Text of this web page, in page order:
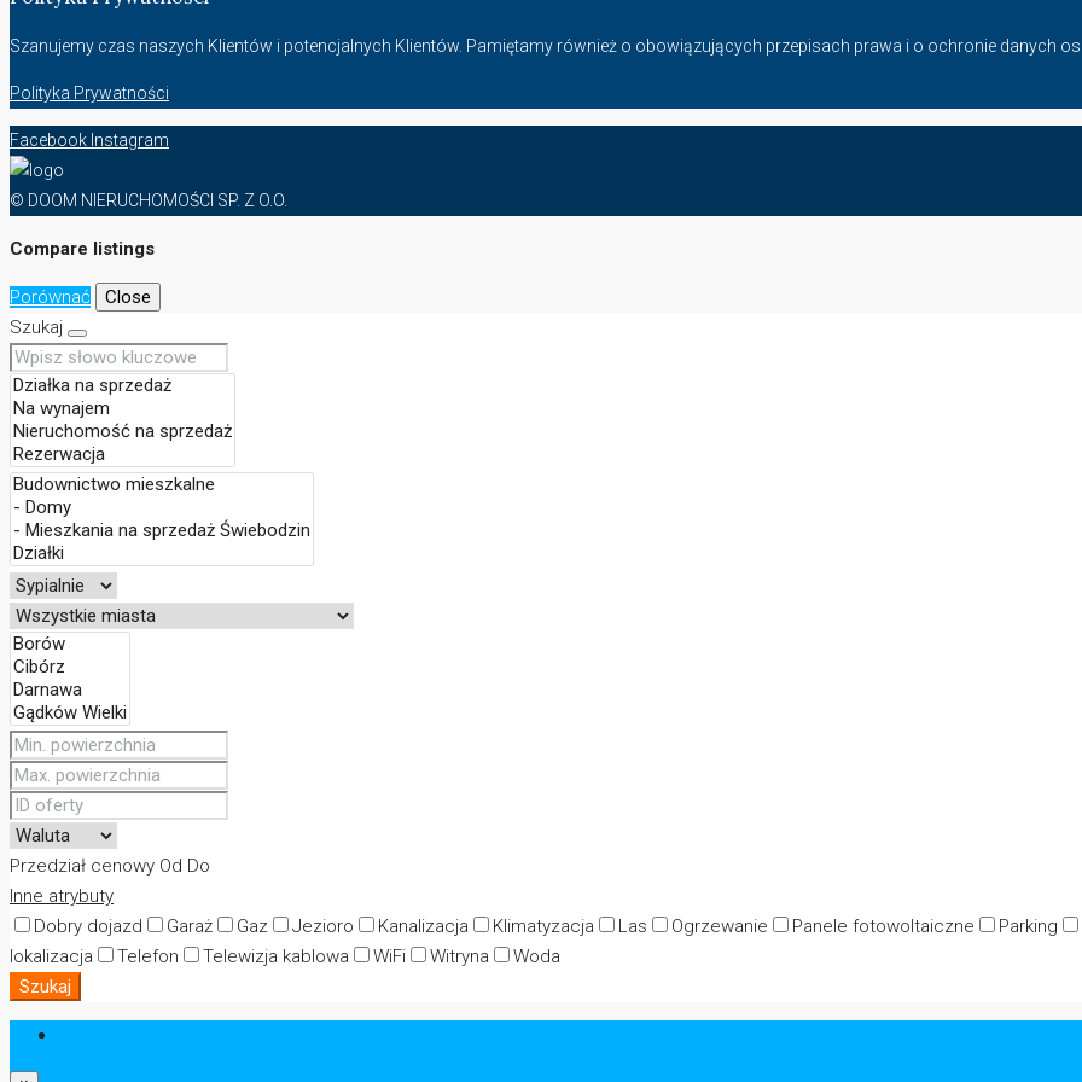
Szanujemy czas naszych Klientów i potencjalnych Klientów. Pamiętamy również o obowiązujących przepisach prawa i o ochronie danych
Polityka Prywatności
Facebook Instagram
© DOOM NIERUCHOMOŚCI SP. Z O.O.
Compare listings
Porównać
Close
Szukaj
Przedział cenowy Od Do
Inne atrybuty
Dobry dojazd
Garaż Gaz Jezioro Kanalizacja Klimatyzacja Las Ogrzewanie Panele fotowoltaiczne Parking
lokalizacja
Telefon Telewizja kablowa WiFi Witryna
Woda
Szukaj